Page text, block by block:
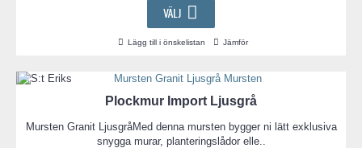
VÄLJ
Lägg till i önskelistan Jämför
Plockmur Import Ljusgrå
Mursten Granit LjusgråMed denna mursten bygger ni lätt exklusiva
snygga murar, planteringslådor elle..